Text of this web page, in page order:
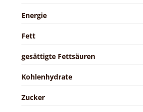
Energie
Fett
gesättigte Fettsäuren
Kohlenhydrate
Zucker